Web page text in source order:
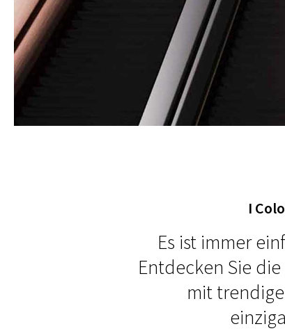
I
Es ist immer
Entdecken Sie
mit